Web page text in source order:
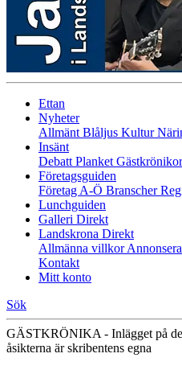
Ettan
Nyheter
Allmänt Blåljus Kultur
Insänt
Debatt Planket Gästkrönikor
Företagsguiden
Företag A-Ö Branscher
Lunchguiden
Galleri Direkt
Landskrona Direkt
Allmänna villkorAnnonsera
Kontakt
Mitt konto
Sök
GÄSTKRÖNIKA - Inlägget på
åsikterna är skribentens egna